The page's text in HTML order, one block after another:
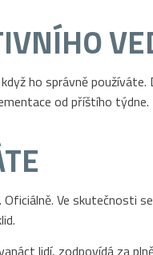
ho správně
od příštího týdne.
Ve
lidí, zodpovídá za